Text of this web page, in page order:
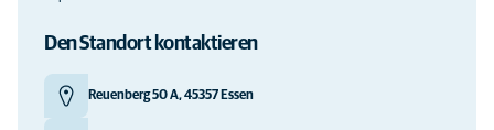
Den Standort kontaktieren
Reuenberg 50 A, 45357 Essen